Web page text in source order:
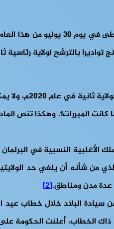
لولاية رئاسية ثالثة؛ بل وإلى
من شأنه أن يلغي حد
[2]
12 أغسطس، والذي أعلن من خلاله بأنه يريد
من ذاك الخطاب، أعلنت